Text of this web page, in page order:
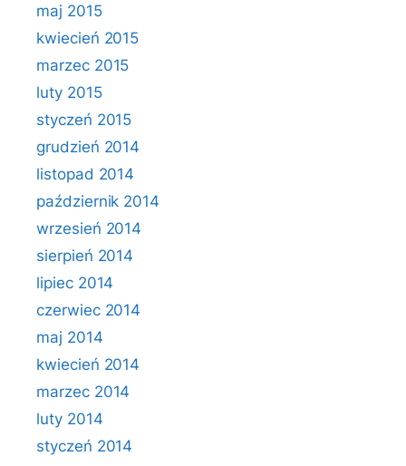
maj 2015
kwiecień 2015
marzec 2015
luty 2015
styczeń 2015
grudzień 2014
listopad 2014
październik 2014
wrzesień 2014
sierpień 2014
lipiec 2014
czerwiec 2014
maj 2014
kwiecień 2014
marzec 2014
luty 2014
styczeń 2014